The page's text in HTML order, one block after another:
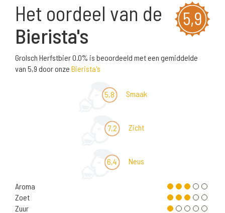
5,9
Het oordeel van de
Bierista's
Grolsch Herfstbier 0.0% is beoordeeld met een gemiddelde
van 5,9 door onze Bierista's
5,8 Smaak
7,2 Zicht
6,4 Neus
Aroma
Zoet
Zuur